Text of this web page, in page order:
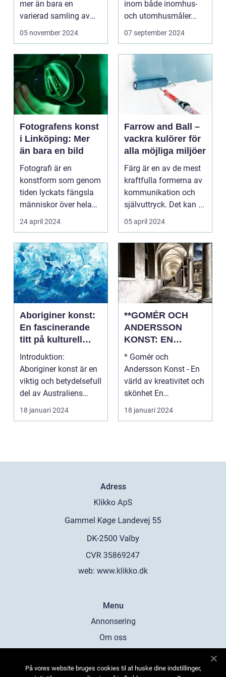
mer än bara en
varierad samling av
pittoreska &o...
05 november 2024
inom både inomhus-
och utomhusmåler...
07 september 2024
Fotografens konst
i Linköping: Mer
än bara en bild
Fotografi är en
konstform som genom
tiden lyckats fängsla
människor över hela
v&...
24 april 2024
Farrow and Ball –
vackra kulörer för
alla möjliga miljöer
Färg är en av de mest
kraftfulla formerna av
kommunikation och
självuttryck. Det kan ...
05 april 2024
Aboriginer konst:
En fascinerande
titt på kulturell
mångfald och
kreativitet
Introduktion:
Aboriginer konst är en
viktig och betydelsefull
del av Australiens
kulturella arv. Un...
18 januari 2024
**GOMÉR OCH
ANDERSSON
KONST: EN
ÖVERSIKT OCH
ANALYS**
* Gomér och
Andersson Konst - En
värld av kreativitet och
skönhet En
övergripande, grundlig
översi...
18 januari 2024
Adress
web: www.klikko.dk
Menu
Annonsering
Om oss
Kontakta oss
På vores website bruges cookies til at huske dine indstillinger,